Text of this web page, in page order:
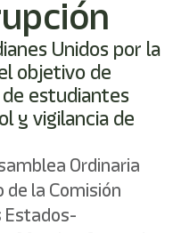
Unidos por la
objetivo de
estudiantes
y vigilancia de
Ordinaria
de la Comisión
Estados-